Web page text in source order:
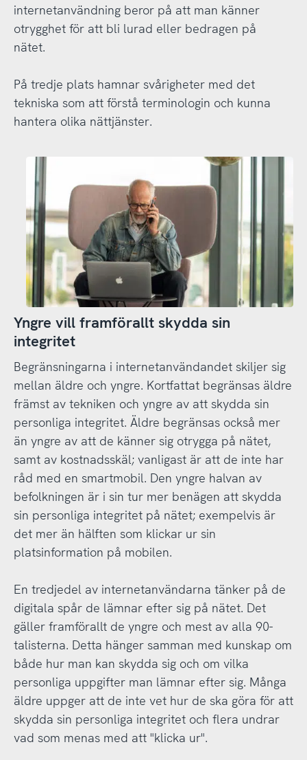
internetanvändning beror på att man känner
otrygghet för att bli lurad eller bedragen på
nätet.
På tredje plats hamnar svårigheter med det
tekniska som att förstå terminologin och kunna
hantera olika nättjänster.
Yngre vill framförallt skydda sin
integritet
Begränsningarna i internetanvändandet skiljer sig
mellan äldre och yngre. Kortfattat begränsas äldre
främst av tekniken och yngre av att skydda sin
personliga integritet. Äldre begränsas också mer
än yngre av att de känner sig otrygga på nätet,
samt av kostnadsskäl; vanligast är att de inte har
råd med en smartmobil. Den yngre halvan av
befolkningen är i sin tur mer benägen att skydda
sin personliga integritet på nätet; exempelvis är
det mer än hälften som klickar ur sin
platsinformation på mobilen.
En tredjedel av internetanvändarna tänker på de
digitala spår de lämnar efter sig på nätet. Det
gäller framförallt de yngre och mest av alla 90-
talisterna. Detta hänger samman med kunskap om
både hur man kan skydda sig och om vilka
personliga uppgifter man lämnar efter sig. Många
äldre uppger att de inte vet hur de ska göra för att
skydda sin personliga integritet och flera undrar
vad som menas med att "klicka ur".